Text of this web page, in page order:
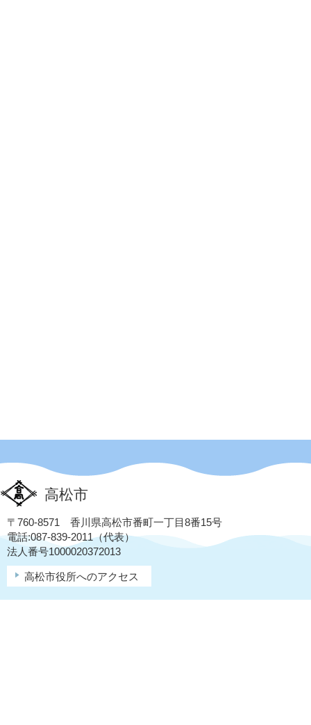
高松市
〒760-8571 香川県高松市番町一丁目8番15号
電話:087-839-2011（代表）
法人番号1000020372013
高松市役所へのアクセス